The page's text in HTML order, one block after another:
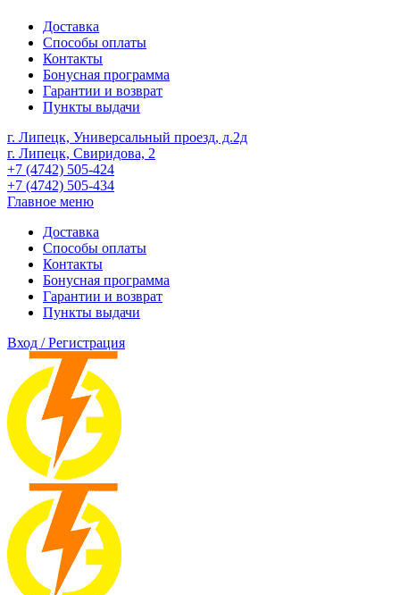
Доставка
Способы оплаты
Контакты
Бонусная программа
Гарантии и возврат
Пункты выдачи
г. Липецк, Универсальный проезд, д.2д
г. Липецк, Свиридова, 2
+7 (4742) 505-424
+7 (4742) 505-434
Главное меню
Доставка
Способы оплаты
Контакты
Бонусная программа
Гарантии и возврат
Пункты выдачи
Вход / Регистрация